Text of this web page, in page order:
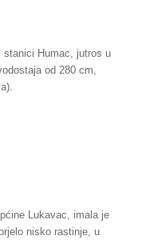
stanici Humac, jutros u
od 280 cm,
Lukavac, imala je
nisko rastinje, u